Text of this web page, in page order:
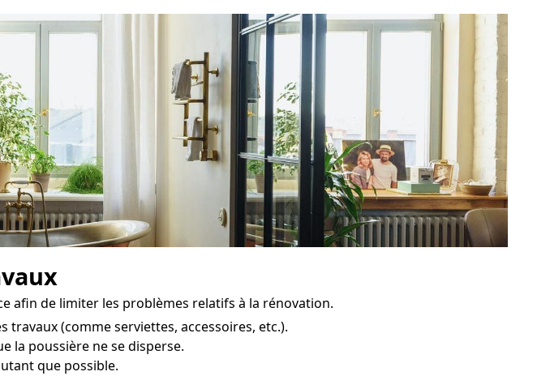
afin de limiter les problèmes relatifs à la rénovation.
(comme serviettes, accessoires, etc.).
la poussière ne se disperse.
que possible.